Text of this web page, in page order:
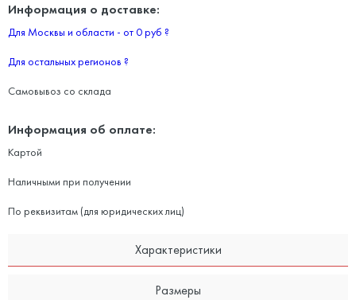
Информация о доставке:
Для Москвы и области - от 0 руб ?
Для остальных регионов ?
Самовывоз со склада
Информация об оплате:
Картой
Наличными при получении
По реквизитам (для юридических лиц)
Характеристики
Размеры